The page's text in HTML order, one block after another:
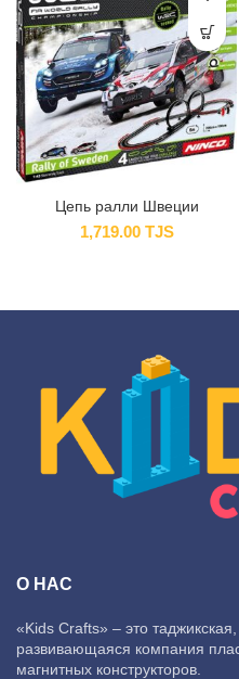
Цепь ралли Швеции
1,719.00 TJS
О НАС
«Kids Crafts» – это
развивающаяся компания
магнитных конструкторов.